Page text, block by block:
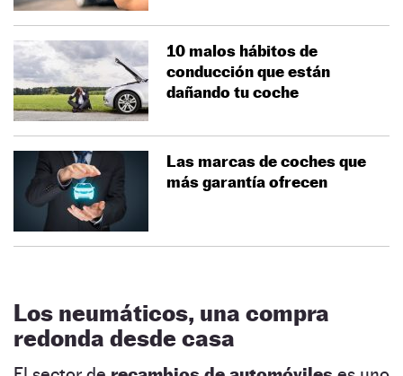
10 malos hábitos de
conducción que están
dañando tu coche
Las marcas de coches que
más garantía ofrecen
Los neumáticos, una compra
redonda desde casa